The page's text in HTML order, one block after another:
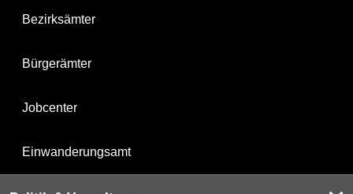
Bezirksämter
Bürgerämter
Jobcenter
Einwanderungsamt